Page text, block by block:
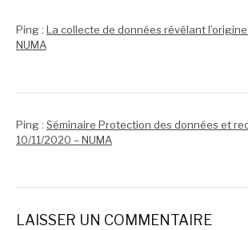
Ping : La collecte de données révélant
NUMA
Ping : Séminaire Protection des données et
10/11/2020 – NUMA
LAISSER UN COMMENTAIRE